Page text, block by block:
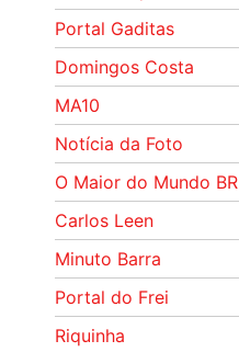
Portal Gaditas
Domingos Costa
MA10
Notícia da Foto
O Maior do Mundo BR
Carlos Leen
Minuto Barra
Portal do Frei
Riquinha